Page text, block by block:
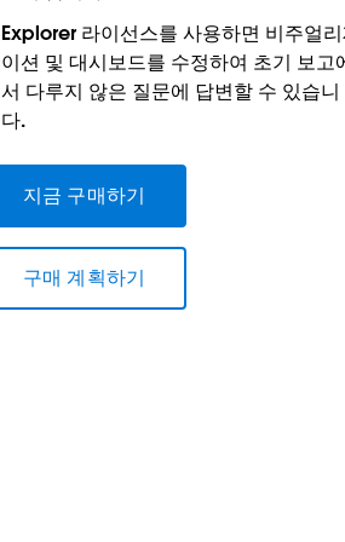
Explorer 라이선스를 사용하면 비주얼
이션 및 대시보드를 수정하여 초기 보고
서 다루지 않은 질문에 답변할 수 있습니
다.
지금 구매하기
구매 계획하기